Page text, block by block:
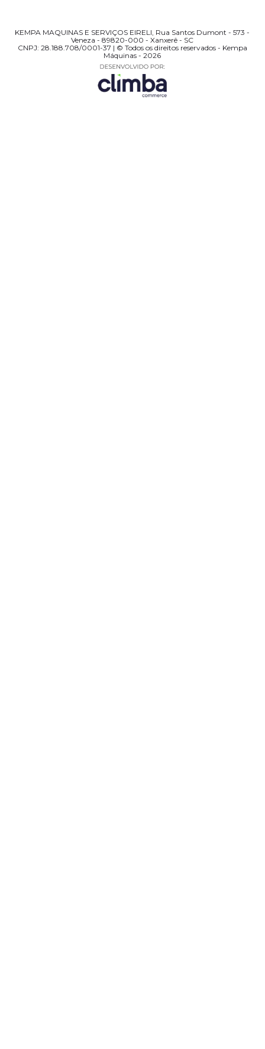
KEMPA MAQUINAS E SERVIÇOS EIRELI, Rua Santos Dumont - 573 -
Veneza - 89820-000 - Xanxerê - SC
CNPJ: 28.188.708/0001-37 | © Todos os direitos reservados - Kempa
Máquinas - 2026